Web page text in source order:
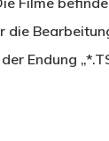
die
Endung